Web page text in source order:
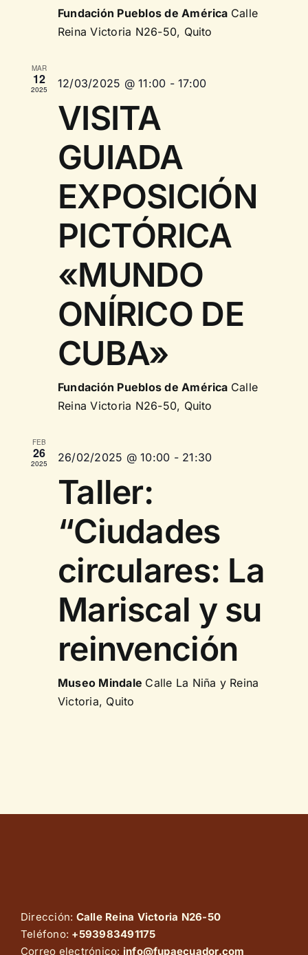
Fundación Pueblos de América Calle
Reina Victoria N26-50, Quito
MAR
12
2025 12/03/2025 @ 11:00 -17:00
VISITA
GUIADA
EXPOSICIÓN
PICTÓRICA
«MUNDO
ONÍRICO DE
CUBA»
Fundación Pueblos de América Calle
Reina Victoria N26-50, Quito
FEB
26
2025 26/02/2025 @ 10:00 - 21:30
Taller:
“Ciudades
circulares: La
Mariscal y su
reinvención
Museo Mindale Calle La Niña y Reina
Victoria, Quito
Dirección: Calle Reina Victoria N26-50
Teléfono: +593983491175
Correo electrónico: info@fupaecuador.com